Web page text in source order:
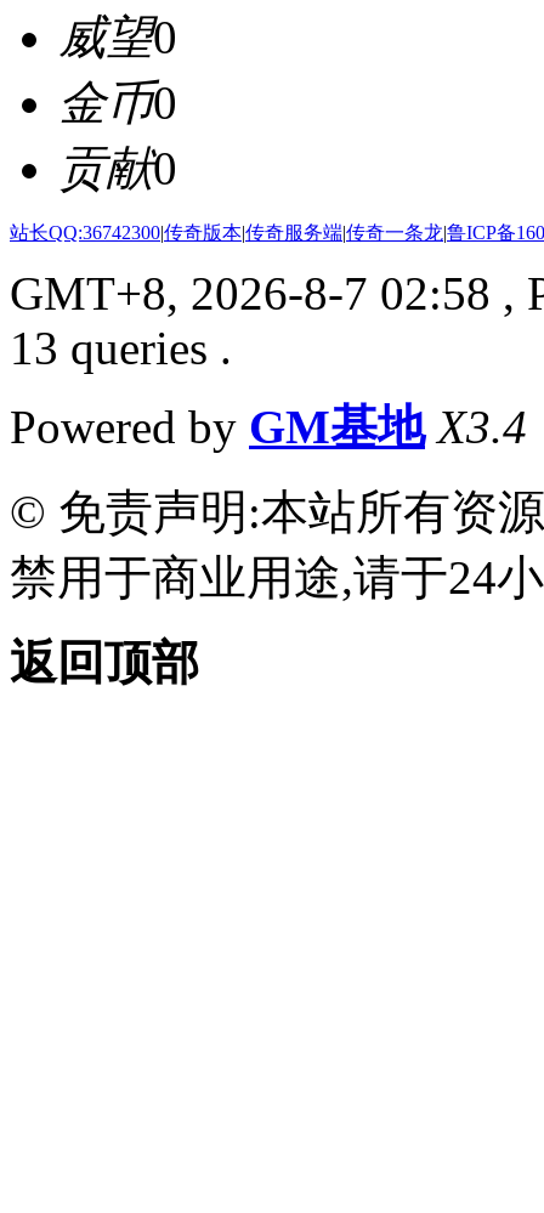
威望0
金币0
贡献0
站长QQ:36742300|传奇版本|传奇服务端|传奇一条龙|鲁ICP备
GMT+8, 2026-8-7 02:58 ,
13 queries .
Powered by GM基地 X3.4
© 免责声明:本站所有资
禁用于商业用途,请于24
返回顶部